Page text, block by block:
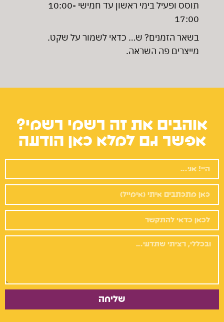
תוסס ופעיל בימי ראשון עד חמישי 10:00-
17:00
בשאר הזמנים? ש… כדאי לשמור על שקט.
מייצרים פה השראה.
אוהבים את זה רשמי רשמי?
אפשר גם למלא כאן הודעה
שליחה